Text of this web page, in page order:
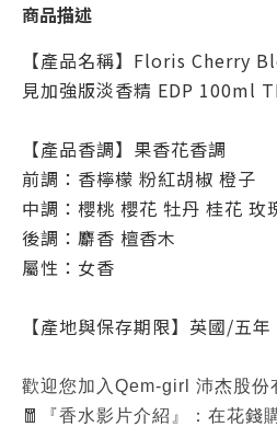
商品描述
【產品名稱】Floris Cherry
見加強版淡香精 EDP 100ml
【產品香調】果香花香調
前調：香檸檬 粉紅胡椒 橙子
中調：櫻桃 櫻花 牡丹 桂花 玫
後調：麝香 檀香木
屬性：女香
【產地與保存期限】英國/五年
歡迎您加入Qem-girl 沛杰股份
🧧『香水影片介紹』：在花錢